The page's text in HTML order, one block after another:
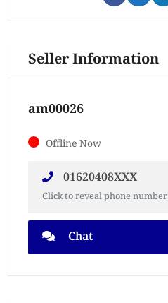
Seller Information
am00026
Offline Now
01620408XXX
Click to reveal phone number
Chat